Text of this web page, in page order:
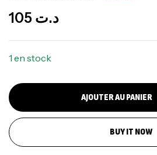
د.ت
1 en stock
AJOUTER AU PANIER
BUY IT NOW